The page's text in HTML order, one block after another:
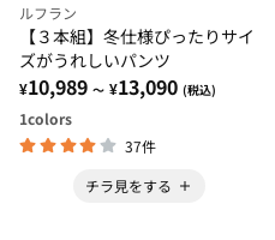
ルフラン
【３本組】冬仕様ぴったりサイ
ズがうれしいパンツ
¥10,989 ～ ¥13,090 (税込)
1colors
37件
チラ見をする